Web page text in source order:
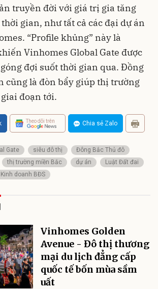
truyền đời với giá trị gia tăng
gian, như tất cả các đại dự án
“Profile khủng” này là
Vinhomes Global Gate được
đợi suốt thời gian qua. Đồng
cũng là đòn bẩy giúp thị trường
đoạn tới.
Theo dõi trên Chia sẻ Zalo
Gate siêu đô thị
Đông Bắc Thủ đô
thị trường miền Bắc dự án
Luật Đất đai
Kinh doanh BĐS
Vinhomes Golden
Avenue - Đô thị thương
mại du lịch đẳng cấp
quốc tế bốn mùa sầm
uất